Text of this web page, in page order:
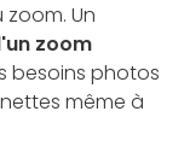
Un
zoom
besoins photos
même à